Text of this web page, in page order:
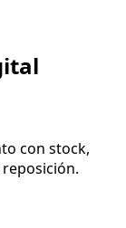
con stock,